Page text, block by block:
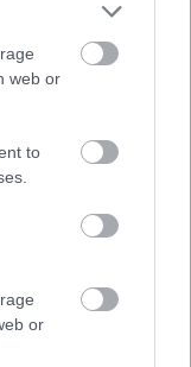
web or
to
or
sikerekkel teli